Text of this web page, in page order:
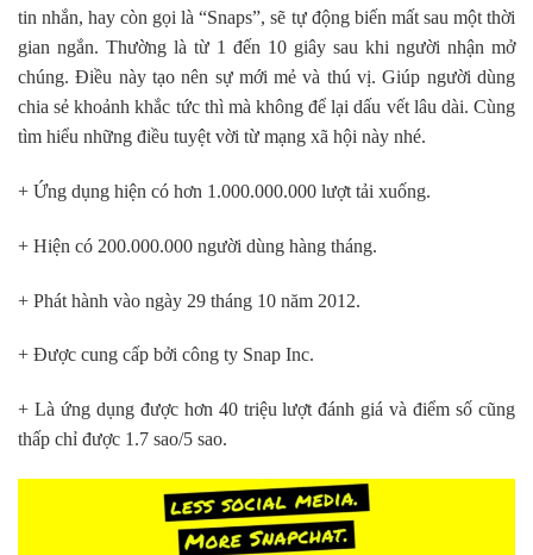
tin nhắn, hay còn gọi là “Snaps”, sẽ tự động biến mất sau một thời
gian ngắn. Thường là từ 1 đến 10 giây sau khi người nhận mở
chúng. Điều này tạo nên sự mới mẻ và thú vị. Giúp người dùng
chia sẻ khoảnh khắc tức thì mà không để lại dấu vết lâu dài. Cùng
tìm hiểu những điều tuyệt vời từ mạng xã hội này nhé.
+ Ứng dụng hiện có hơn 1.000.000.000 lượt tải xuống.
+ Hiện có 200.000.000 người dùng hàng tháng.
+ Phát hành vào ngày 29 tháng 10 năm 2012.
+ Được cung cấp bởi công ty Snap Inc.
+ Là ứng dụng được hơn 40 triệu lượt đánh giá và điểm số cũng
thấp chỉ được 1.7 sao/5 sao.